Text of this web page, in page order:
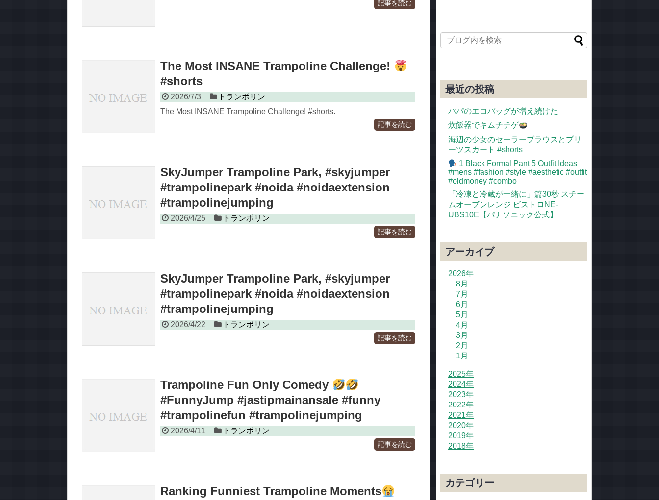
記事を読む
The Most INSANE Trampoline Challenge!
#shorts
2026/7/3
トランポリン
The Most INSANE Trampoline Challenge! #shorts.
記事を読む
SkyJumper Trampoline Park, #skyjumper
#trampolinepark #noida #noidaextension
#trampolinejumping
2026/4/25 トランポリン
記事を読む
SkyJumper Trampoline Park, #skyjumper
#trampolinepark #noida #noidaextension
#trampolinejumping
2026/4/22 トランポリン
記事を読む
Trampoline Fun Only Comedy
#FunnyJump #jastipmainansale #funny
#trampolinefun #trampolinejumping
2026/4/11 トランポリン
記事を読む
Ranking Funniest Trampoline Moments
最近の投稿
パパのエコバッグが増え続けた
炊飯器でキムチチゲ
海辺の少女のセーラーブラウスとプリ
ーツスカート #shorts
1 Black Formal Pant 5 Outfit Ideas
#mens #fashion #style #aesthetic #outfit
#oldmoney #combo
「冷凍と冷蔵が一緒に」篇30秒 スチー
ムオーブンレンジ ビストロNE-
UBS10E【パナソニック公式】
アーカイブ
2026年
8月
7月
6月
5月
4月
3月
2月
1月
2025年
2024年
2023年
2022年
2021年
2020年
2019年
2018年
カテゴリー